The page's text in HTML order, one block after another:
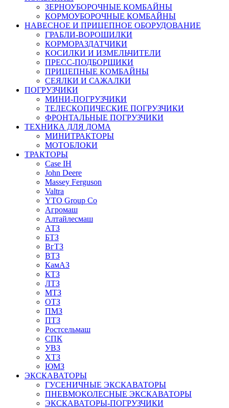
ЗЕРНОУБОРОЧНЫЕ КОМБАЙНЫ
КОРМОУБОРОЧНЫЕ КОМБАЙНЫ
НАВЕСНОЕ И ПРИЦЕПНОЕ ОБОРУДОВАНИЕ
ГРАБЛИ-ВОРОШИЛКИ
КОРМОРАЗДАТЧИКИ
КОСИЛКИ И ИЗМЕЛЬЧИТЕЛИ
ПРЕСС-ПОДБОРЩИКИ
ПРИЦЕПНЫЕ КОМБАЙНЫ
СЕЯЛКИ И САЖАЛКИ
ПОГРУЗЧИКИ
МИНИ-ПОГРУЗЧИКИ
ТЕЛЕСКОПИЧЕСКИЕ ПОГРУЗЧИКИ
ФРОНТАЛЬНЫЕ ПОГРУЗЧИКИ
ТЕХНИКА ДЛЯ ДОМА
МИНИТРАКТОРЫ
МОТОБЛОКИ
ТРАКТОРЫ
Case IH
John Deere
Massey Ferguson
Valtra
YTO Group Co
Агромаш
Алтайлесмаш
АТЗ
БТЗ
ВгТЗ
ВТЗ
КамАЗ
КТЗ
ЛТЗ
МТЗ
ОТЗ
ПМЗ
ПТЗ
Ростсельмаш
СПК
УВЗ
ХТЗ
ЮМЗ
ЭКСКАВАТОРЫ
ГУСЕНИЧНЫЕ ЭКСКАВАТОРЫ
ПНЕВМОКОЛЕСНЫЕ ЭКСКАВАТОРЫ
ЭКСКАВАТОРЫ-ПОГРУЗЧИКИ